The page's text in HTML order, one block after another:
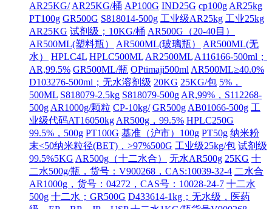
AR25KG/ AR25KG/桶 AP100G IND25G cp100g AR25kg
PT100g GR500G S818014-500g 工业级AR25kg 工业25kg
AR25KG 试剂级；10KG/桶 AR500G（20-40目）
AR500ML(塑料瓶）
AR500ML(玻璃瓶）
AR500ML(无
水）
HPLC4L HPLC500ML AR2500ML A116166-500ml；
AR,99.5% GR500ML/瓶 OPtimaji500ml AR500ML≥40.0%
D103276-500ml；无水溶剂级 20KG 25KG/包 5%，
500ML S818079-2.5kg S818079-500g AR,99%，S112268-
500g AR1000g/颗粒 CP-10kg/ GR500g AB01066-500g 工
业级代码AT16050kg AR500g，99.5% HPLC250G
99.5%，500g PT100G 基准（沪市）100g PT50g 纳米粉
末<50纳米粒径(BET)，>97%500G 工业级25kg/包 试剂级
99.5%5KG AR500g（十二水合） 无水AR500g 25KG 十
二水500g/瓶，货号：V900268，CAS:10039-32-4 二水合
AR1000g，货号：04272，CAS号：10028-24-7 十二水
500g 十二水；GR500G D433614-1kg；无水级，医药